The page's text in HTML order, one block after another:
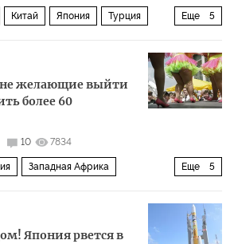
Еще 5
Китай Япония Турция
желающие выйти
более 60
10 7834
Еще 5
Западная Африка
Япония рвется в